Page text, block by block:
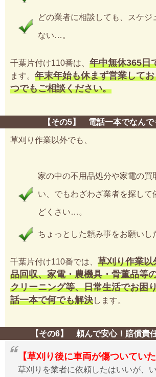
どの業者に相談しても、スケジ
ない…。
千葉片付け110番は、 年中無休365日
ます。 年末年始も休まず営業して
つでもご相談ください。
【その5】 電話一本でなんで
草刈り作業以外でも、
家の中の不用品処分や家電の買
い、でもわざわざ業者を探して
どくさい…。
ちょっとした頼み事をお願いし
千葉片付け110番では、 草刈り作業以
品回収、家電・農機具・骨董品等
クリーニング等、日常生活でお困
話一本で何でも解決します。
【その6】 頼んで安心！賠償責
【草刈り後に車両が傷ついてい
草刈りを業者に依頼したはいいが、